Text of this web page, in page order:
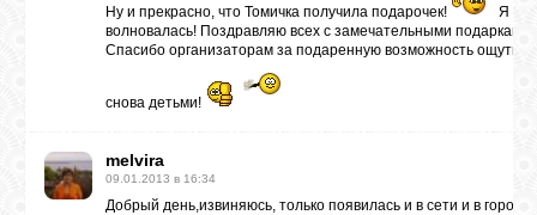
Ну и прекрасно, что Томичка получила подарочек!
Я
волновалась! Поздравляю всех с замечательными подарками!
Спасибо организаторам за подаренную возможность ощутить
снова детьми!
melvira
09.01.2013 в 16:34
Добрый день,извиняюсь, только появилась и в сети и в городе,